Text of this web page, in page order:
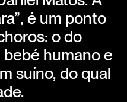
é um ponto
o do
humano e
suíno, do qual